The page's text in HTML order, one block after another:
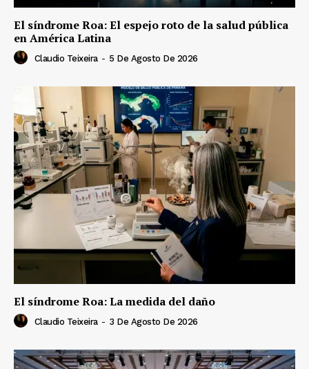
El síndrome Roa: El espejo roto de la salud pública
en América Latina
Claudio Teixeira - 5 De Agosto De 2026
El síndrome Roa: La medida del daño
Claudio Teixeira - 3 De Agosto De 2026